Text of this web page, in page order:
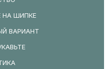
НА ШИПКЕ
ВАРИАНТ